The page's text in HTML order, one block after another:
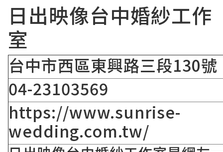
日出映像台中婚紗工作
室
台中市西區東興路三段130號
04-23103569
https://www.sunrise-
wedding.com.tw/